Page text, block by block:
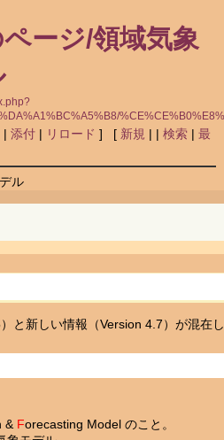
ージ/領域気象
| 添付| リロード ] [ 新規 | | 検索| 最
ル
新しい情報（Version 4.7）が混在
& Forecasting Model のこと。